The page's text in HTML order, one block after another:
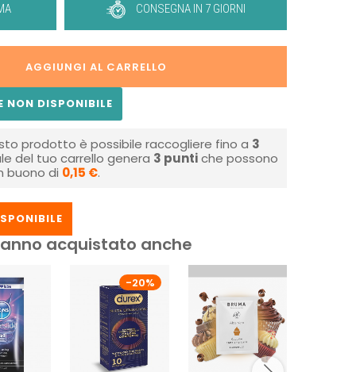
CONSEGNA IN 7 GIORNI
AGGIUNGI AL CARRELLO
NON DISPONIBILE
prodotto è possibile raccogliere fino a 3
del tuo carrello genera 3 puntiche possono
buono di 0,15 €.
acquistato anche
-20%